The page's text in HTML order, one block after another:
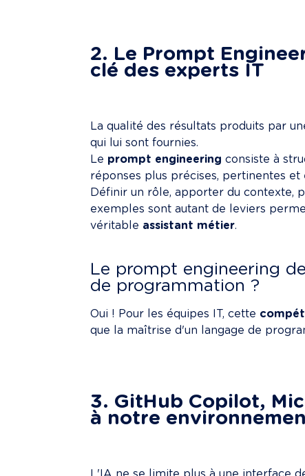
2. Le Prompt
clé des experts IT
La qualité des résultats produits par
qui lui sont fournies.
Le prompt engineering consiste à
réponses plus précises, pertinentes et
Définir un rôle, apporter du contexte,
exemples sont autant de leviers
véritable assistant métier.
Le prompt engineering
de programmation ?
Oui ! Pour les équipes IT, cette
que la maîtrise d'un langage de
3. GitHub Copilot,
à notre